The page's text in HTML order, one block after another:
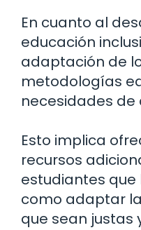
En cuanto al
educación
adaptación de
metodologías
necesidades
Esto implica
recursos
estudiantes que
como adaptar
que sean justas